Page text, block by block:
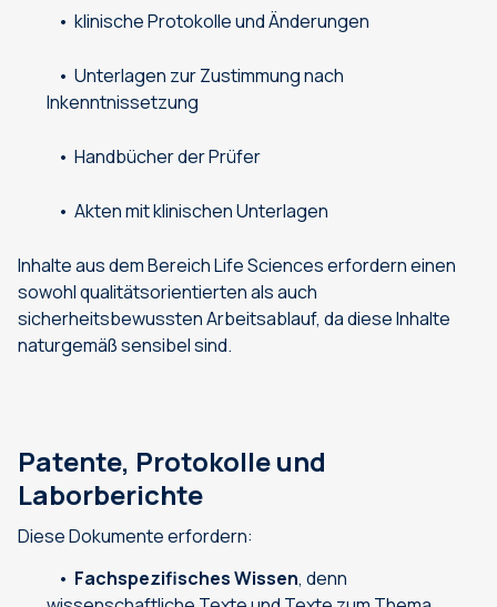
klinische Protokolle und Änderungen
Unterlagen zur Zustimmung nach
Inkenntnissetzung
Handbücher der Prüfer
Akten mit klinischen Unterlagen
Inhalte aus dem Bereich Life Sciences erfordern einen
sowohl qualitätsorientierten als auch
sicherheitsbewussten Arbeitsablauf, da diese Inhalte
naturgemäß sensibel sind.
Patente, Protokolle und
Laborberichte
Diese Dokumente erfordern:
Fachspezifisches Wissen, denn